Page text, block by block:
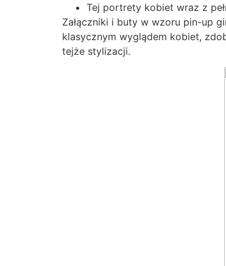
Tej portrety kobiet wraz z
Załączniki i buty w wzoru pin-up
klasycznym wyglądem kobiet,
tejże stylizacji.